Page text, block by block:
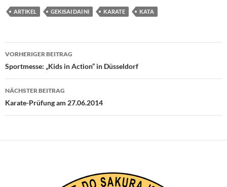
ARTIKEL GEKISAI DAI NI KARATE KATA
Beitragsnavigation
VORHERIGER BEITRAG
Sportmesse: „Kids in Action“ in Düsseldorf
NÄCHSTER BEITRAG
Karate-Prüfung am 27.06.2014